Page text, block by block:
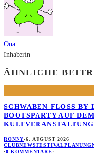
Ona
Inhaberin
ÄHNLICHE
SCHWABEN FLOSS BY
OOTSPARTY AUF DEM
ULTVERANSTALTUNG
RONNY·6. AUGUST 2026
CLUBNEWSFESTIVALPLANUNG
·0 KOMMENTARE·